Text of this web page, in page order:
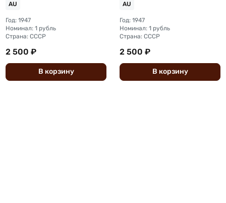
AU
Год: 1947
Номинал: 1 рубль
Страна: СССР
2 500 ₽
В корзину
AU
Год: 1947
Номинал: 1 рубль
Страна: СССР
2 500 ₽
В корзину